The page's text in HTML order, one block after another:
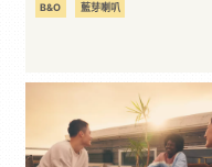
喇叭！
B&O 藍芽喇叭